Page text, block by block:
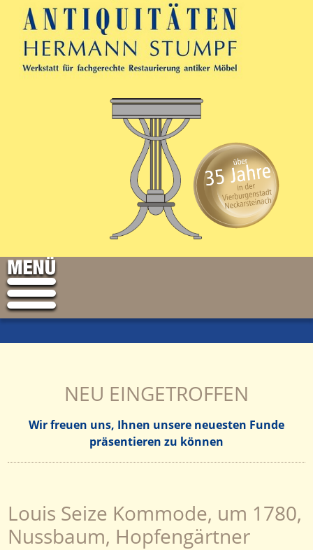
NEU EINGETROFFEN
Wir freuen uns, Ihnen unsere neuesten Funde
präsentieren zu können
Louis Seize Kommode, um 1780,
Nussbaum, Hopfengärtner